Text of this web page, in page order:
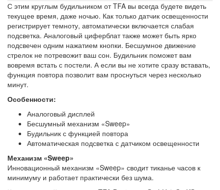
С этим круглым будильником от TFA вы всегда будете видеть
текущее время, даже ночью. Как только датчик освещенности
регистрирует темноту, автоматически включается слабая
подсветка. Аналоговый циферблат также может быть ярко
подсвечен одним нажатием кнопки. Бесшумное движение
стрелок не потревожит ваш сон. Будильник поможет вам
вовремя встать с постели. А если вы не хотите сразу вставать,
функция повтора позволит вам проснуться через несколько
минут.
Особенности:
Аналоговый дисплей
Бесшумный механизм «Sweep»
Будильник с функцией повтора
Автоматическая подсветка с датчиком освещенности
Механизм «Sweep»
Инновационный механизм «Sweep» сводит тиканье часов к
минимуму и работает практически без шума.